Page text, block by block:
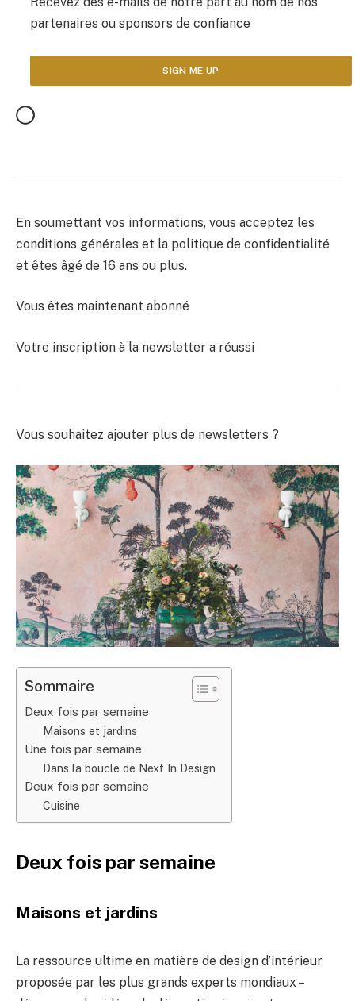
partenaires ou sponsors de confiance
En soumettant vos informations, vous acceptez les
conditions générales et la politique de confidentialité
et êtes âgé de 16 ans ou plus.
Vous êtes maintenant abonné
Votre inscription à la newsletter a réussi
Vous souhaitez ajouter plus de newsletters ?
Sommaire
Deux fois par semaine
Maisons et jardins
Une fois par semaine
Dans la boucle de Next In Design
Deux fois par semaine
Cuisine
Deux fois par semaine
Maisons et jardins
La ressource ultime en matière de design d’intérieur
proposée par les plus grands experts mondiaux –